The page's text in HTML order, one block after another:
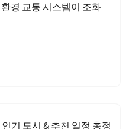
경 교통 시스템이 조화